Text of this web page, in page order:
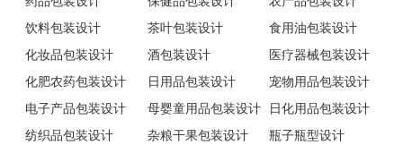
饮料包装设计
茶叶包装设计
食用油包装设计
化妆品包装设计
酒包装设计
医疗器械包装设计
化肥农药包装设计
日用品包装设计
宠物用品包装设计
电子产品包装设计
母婴童用品包装设计
日化用品包装设计
纺织品包装设计
杂粮干果包装设计
瓶子瓶型设计